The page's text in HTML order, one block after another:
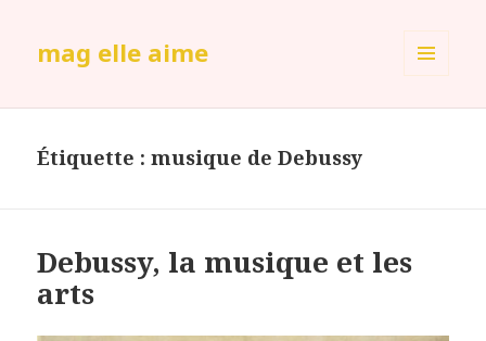
mag elle aime
Étiquette :musique de Debussy
Debussy, la musique et les
arts